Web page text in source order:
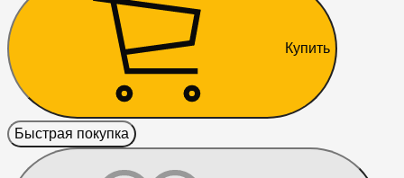
Купить
Быстрая покупка